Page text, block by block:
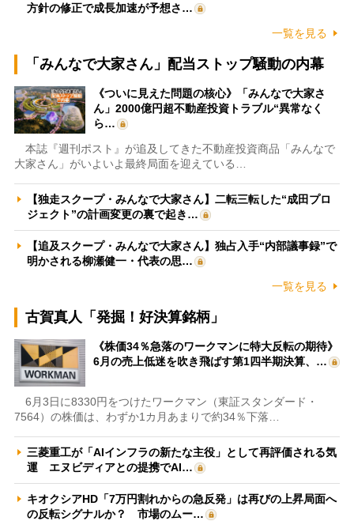
方針の修正で成長加速が予想さ…
一覧を見る
「みんなで大家さん」配当ストップ騒動の内幕
《ついに見えた問題の核心》「みんなで大家さ
ん」2000億円超不動産投資トラブル“異常なく
ら…
本誌『週刊ポスト』が追及してきた不動産投資商品「みんなで
大家さん」がいよいよ最終局面を迎えている…
【独走スクープ・みんなで大家さん】二転三転した“成田プロ
ジェクト”の計画変更の裏で起き…
【追及スクープ・みんなで大家さん】独占入手“内部議事録”で
明かされる柳瀬健一・代表の思…
一覧を見る
古賀真人「発掘！好決算銘柄」
《株価34％急落のワークマンに特大反転の期待》
6月の売上低迷を吹き飛ばす第1四半期決算、…
6月3日に8330円をつけたワークマン（東証スタンダード・
7564）の株価は、わずか1カ月あまりで約34％下落…
三菱重工が「AIインフラの新たな主役」として再評価される気
運 エヌビディアとの提携でAI…
キオクシアHD「7万円割れからの急反発」は再びの上昇局面へ
の反転シグナルか？ 市場のムー…